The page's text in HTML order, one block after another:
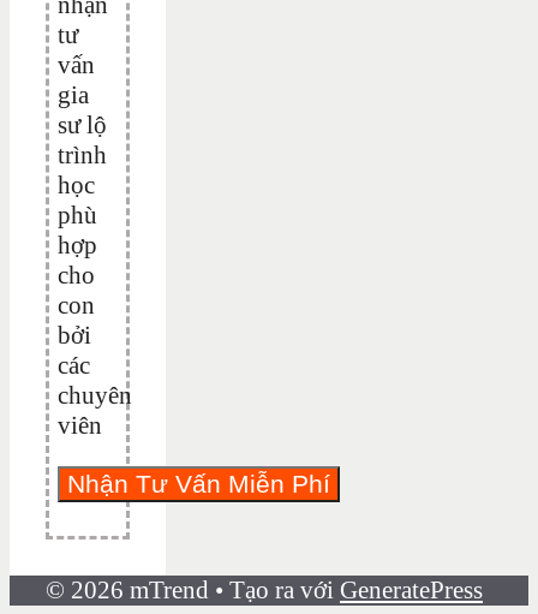
tư
vấn
gia
sư lộ
trình
học
phù
hợp
cho
con
bởi
các
chuyên
viên
© 2026 mTrend • Tạo ra với GeneratePress